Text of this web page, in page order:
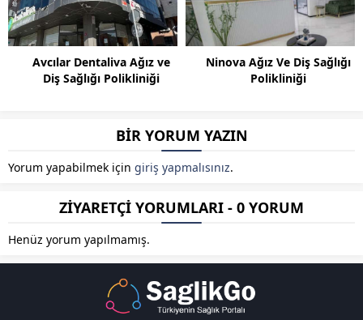
Avcılar Dentaliva Ağız ve
Diş Sağlığı Polikliniği
Ninova Ağız Ve Diş Sağlığı
Polikliniği
BİR YORUM YAZIN
Yorum yapabilmek için giriş yapmalısınız.
ZİYARETÇİ YORUMLARI - 0 YORUM
Henüz yorum yapılmamış.